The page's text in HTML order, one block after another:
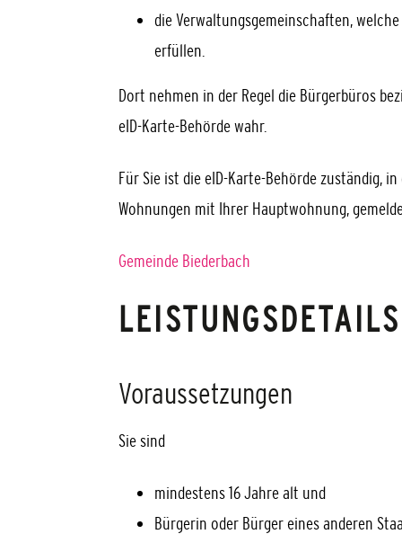
die Verwaltungsgemeinschaften,
erfüllen.
Dort nehmen in der Regel die Bürgerbüros
eID-Karte-Behörde wahr.
Für Sie ist dieeID-Karte-Behörde zuständig,
Wohnungen mit Ihrer Hauptwohnung,
Gemeinde Biederbach
LEISTUNGSDETAILS
Voraussetzungen
Sie sind
mindestens 16 Jahre alt und
Bürgerin oder Bürger eines anderen